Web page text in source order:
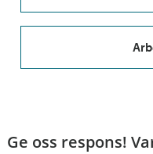
Ge oss respons!